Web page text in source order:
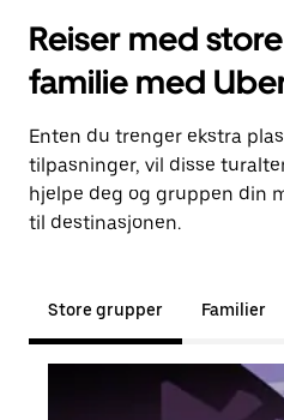
Reiser med
familie med
Enten du trenger ekstra
tilpasninger, vil disse
hjelpe deg og gruppen din
til destinasjonen.
Store grupper Familier